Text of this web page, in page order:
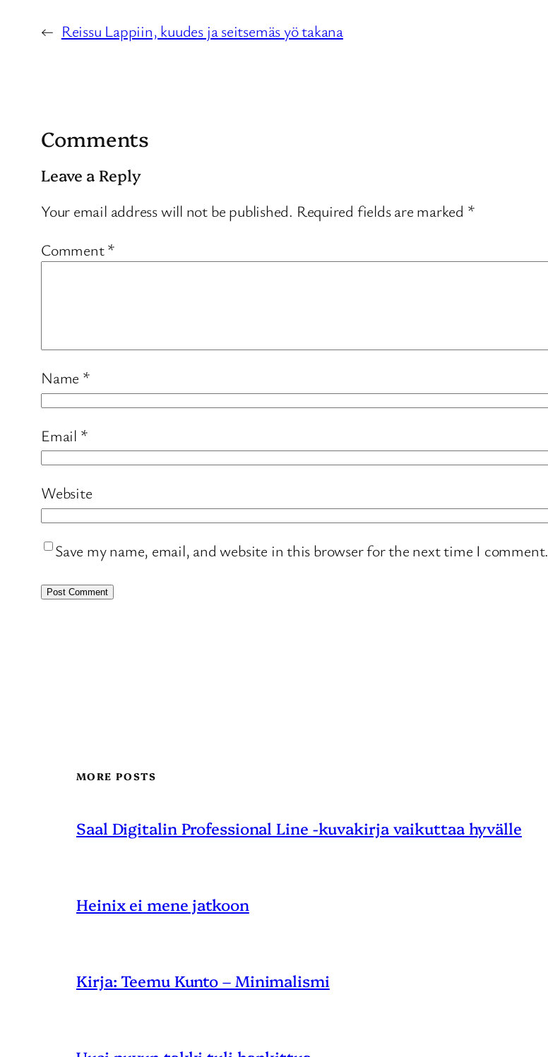
← Reissu Lappiin, kuudes ja seitsemäs yö takana
Comments
Leave a Reply
Your email address will not be published. Required fields are marked *
Comment*
Name *
Email *
Website
Save my name, email, and website in this browser for the next time I comment.
MORE POSTS
Saal Digitalin Professional Line -kuvakirja vaikuttaa hyvälle
Heinix ei mene jatkoon
Kirja: Teemu Kunto – Minimalismi